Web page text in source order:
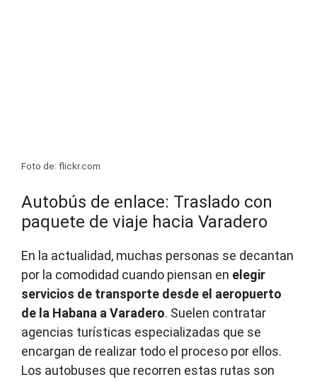
Foto de: flickr.com
Autobús de enlace: Traslado con
paquete de viaje hacia Varadero
En la actualidad, muchas personas se decantan
por la comodidad cuando piensan en elegir
servicios de transporte desde el aeropuerto
de la Habana a Varadero. Suelen contratar
agencias turísticas especializadas que se
encargan de realizar todo el proceso por ellos.
Los autobuses que recorren estas rutas son